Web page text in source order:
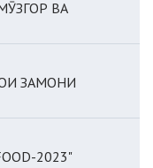
ВА
ЗАМОНИ
2023"